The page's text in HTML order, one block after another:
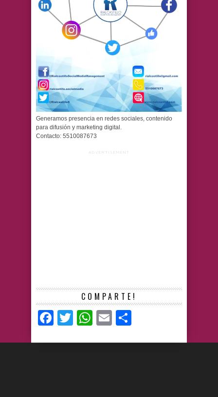
Generamos presencia en redes sociales, contenido
para difusión y marketing digital.
Contacto: 5510087673
ADVERTISEMENT
COMPARTE!
Facebook
TwitterWhatsApp
Email